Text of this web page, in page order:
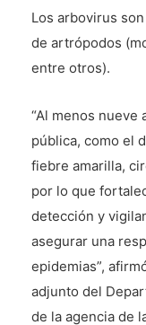
Los arbovirus
de artrópodos
entre otros).
“Al menos nueve
pública, como el
fiebre amarilla,
por lo que
detección y
asegurar una
epidemias”,
adjunto del
de la agencia de